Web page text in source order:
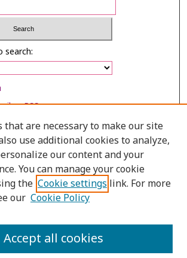
search:
orRSS
that are necessary to make our site
use additional cookies to analyze,
our content and your
You can manage your cookie
the Cookie settings link. For more
our Cookie Policy
Accept all cookies